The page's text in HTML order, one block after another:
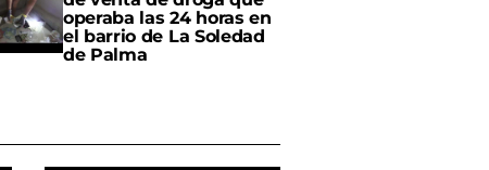
operaba las 24 horas en
el barrio de La Soledad
de Palma